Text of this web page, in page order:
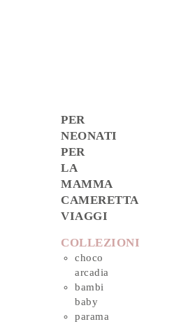
PER
NEONATI
PER
LA
MAMMA
CAMERETTA
VIAGGI
COLLEZIONI
choco
arcadia
bambi
baby
parama